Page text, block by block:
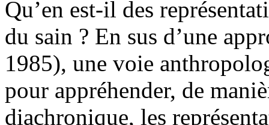
Qu’en est-il des
du sain ? En sus d’une
1985), une voie
pour appréhender, de
diachronique, les